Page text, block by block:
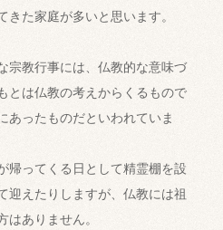
た家庭が多いと思います。
宗教行事には、仏教的な意味づ
とは仏教の考えからくるもので
あったものだといわれていま
帰ってくる日として精霊棚を設
迎えたりしますが、仏教には祖
はありません。